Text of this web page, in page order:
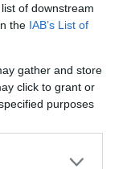
of downstream
the IAB’s List of
gather and store
click to grant or
purposes